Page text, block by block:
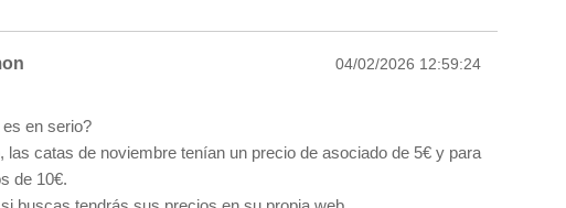
04/02/2026 12:59:24
en serio?
las catas de noviembre tenían un precio de asociado de 5€ y para
de 10€.